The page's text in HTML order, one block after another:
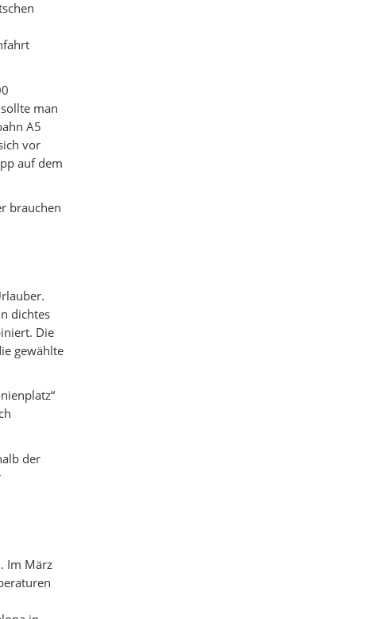
man
A5
vor
auf dem
brauchen
dichtes
Die
gewählte
der
Im März